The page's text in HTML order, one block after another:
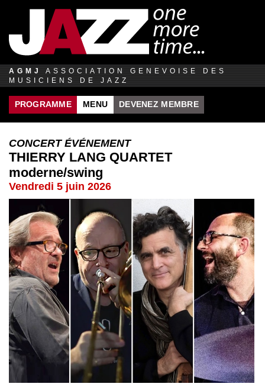
Jump to navigation
AGMJ
ASSOCIATION GENEVOISE DES
MUSICIENS DE JAZZ
PROGRAMME MENU DEVENEZ MEMBRE
CONCERT ÉVÉNEMENT
THIERRY LANG QUARTET
moderne/swing
Vendredi 5 juin 2026